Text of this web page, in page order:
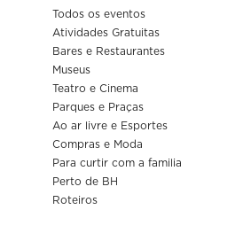
Todos os eventos
Atividades Gratuitas
Bares e Restaurantes
Museus
Teatro e Cinema
Parques e Praças
Ao ar livre e Esportes
Compras e Moda
Para curtir com a familia
Perto de BH
Roteiros